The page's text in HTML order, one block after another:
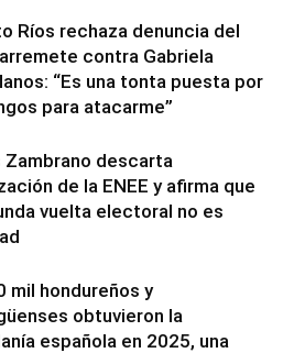
Ríos rechaza denuncia del
contra Gabriela
“Es una tonta puesta por
para atacarme”
Zambrano descarta
de la ENEE y afirma que
vuelta electoral no es
mil hondureños y
obtuvieron la
española en 2025, una